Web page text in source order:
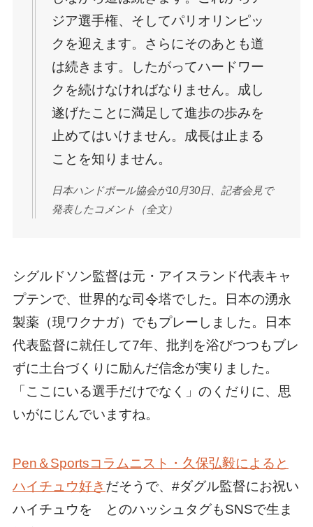
ジア選手権、そしてパリオリンピッ
クを迎えます。さらにそのあとも道
は続きます。したがってハードワー
クを続けなければなりません。成し
遂げたことに満足して進歩の歩みを
止めてはいけません。成長は止まる
ことを知りません。
日本ハンドボール協会が10月30日、記者会見で
発表したコメント（全文）
シグルドソン監督は元・アイスランド代表キャ
プテンで、世界的な司令塔でした。日本の湧永
製薬（現ワクナガ）でもプレーしました。日本
代表監督に就任して7年、批判を浴びつつもブレ
ずに土台づくりに励んだ信念が実りました。
「ここにいる選手だけでなく」のくだりに、思
いがにじんでいますね。
Pen＆Sportsコラムニスト・久保弘毅によると
ハイチュウ好き だそうで、#ダグル監督にお祝い
ハイチュウを とのハッシュタグもSNSで生ま